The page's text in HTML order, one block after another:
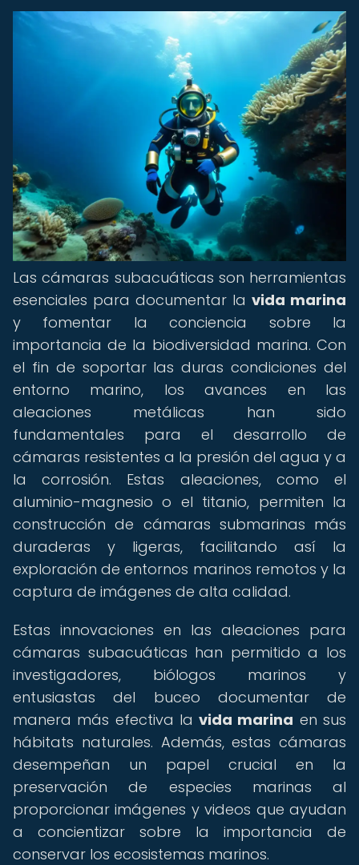
Las cámaras subacuáticas son herramientas
esenciales para documentar la vida marina
y fomentar la conciencia sobre la
importancia de la biodiversidad marina. Con
el fin de soportar las duras condiciones del
entorno marino, los avances en las
aleaciones metálicas han sido
fundamentales para el desarrollo de
cámaras resistentes a la presión del agua y a
la corrosión. Estas aleaciones, como el
aluminio-magnesio o el titanio, permiten la
construcción de cámaras submarinas más
duraderas y ligeras, facilitando así la
exploración de entornos marinos remotos y la
captura de imágenes de alta calidad.
Estas innovaciones en las aleaciones para
cámaras subacuáticas han permitido a los
investigadores, biólogos marinos y
entusiastas del buceo documentar de
manera más efectiva lavida marina en sus
hábitats naturales. Además, estas cámaras
desempeñan un papel crucial en la
preservación de especies marinas al
proporcionar imágenes y videos que ayudan
a concientizar sobre la importancia de
conservar los ecosistemas marinos.